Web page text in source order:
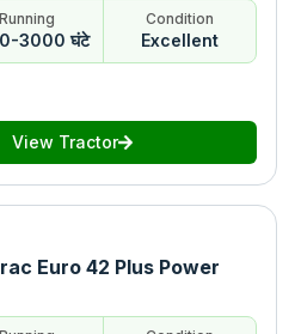
Running
3000 घंटे
Condition
Excellent
View Tractor
Euro 42 Plus Power